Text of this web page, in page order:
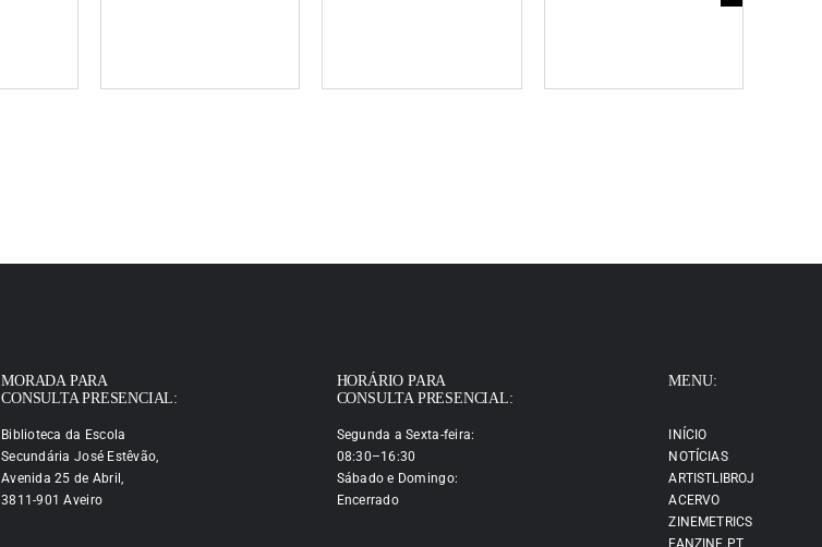
MORADA PARA
CONSULTA PRESENCIAL:
Biblioteca da Escola
Secundária José Estêvão,
Avenida 25 de Abril,
3811-901 Aveiro
HORÁRIO PARA
CONSULTA PRESENCIAL:
Segunda a Sexta-feira:
08:30–16:30
Sábado e Domingo:
Encerrado
MENU:
INÍCIO
NOTÍCIAS
ARTISTLIBROJ
ACERVO
ZINEMETRICS